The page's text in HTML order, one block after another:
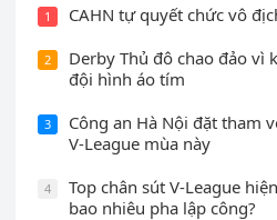
1 CAHN tự quyết chức vô
2
Derby Thủ đô chao đảo vì
đội hình áo tím
3
Công an Hà Nội đặt tham
V-League mùa này
4
Top chân sút V-League
bao nhiêu pha lập công?